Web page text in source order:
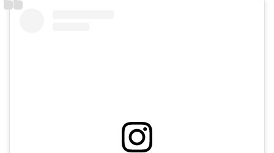
祭り2026＠札幌市北3条広場（アカプラ）
8月15日（土）16日（日）南9条通盆踊り大会＠ハイヤー